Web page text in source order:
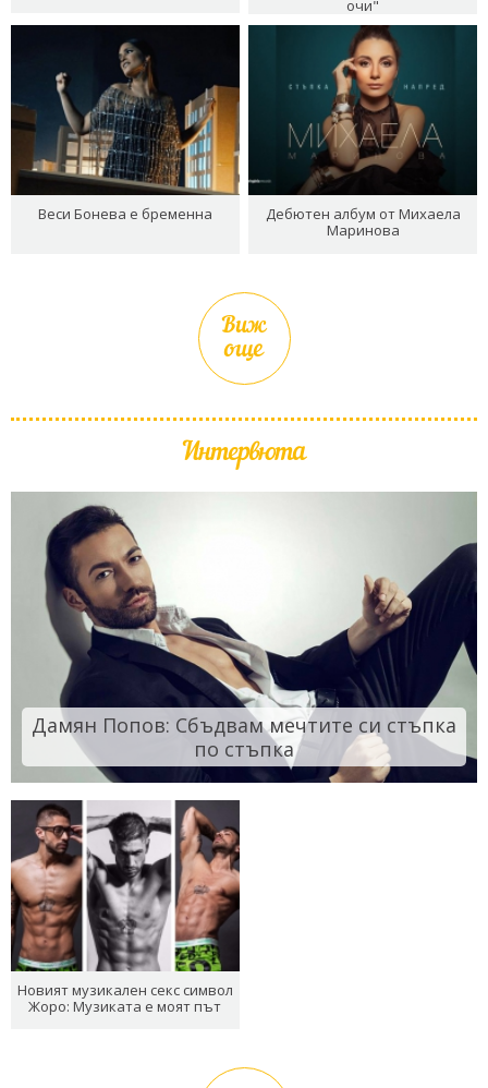
очи"
Веси Бонева е бременна
Дебютен албум от Михаела
Маринова
Виж
още
Интервюта
Дамян Попов: Сбъдвам мечтите си стъпка
по стъпка
Новият музикален секс символ
Жоро: Музиката е моят път